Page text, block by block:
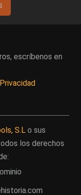
escríbenos en
Privacidad
S.L o sus
los derechos